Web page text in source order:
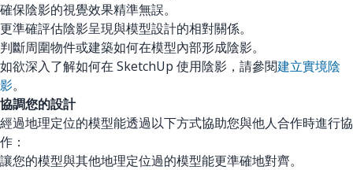
確保陰影的視覺效果精準無誤。
更準確評估陰影呈現與模型設計的相對關係。
判斷周圍物件或建築如何在模型內部形成陰影。
如欲深入了解如何在 SketchUp 使用陰影，請參閱建立實境陰
影。
協調您的設計
經過地理定位的模型能透過以下方式協助您與他人合作時進行協
作：
讓您的模型與其他地理定位過的模型能更準確地對齊。